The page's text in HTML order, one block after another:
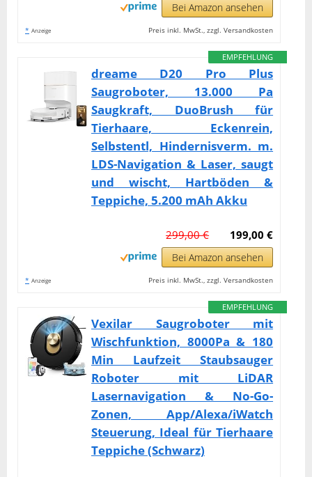
Bei Amazon ansehen
* Anzeige Preis inkl. MwSt., zzgl. Versandkosten
EMPFEHLUNG
dreame D20 Pro Plus
Saugroboter, 13.000 Pa
Saugkraft, DuoBrush für
Tierhaare, Eckenrein,
Selbstentl, Hindernisverm. m.
LDS-Navigation & Laser, saugt
und wischt, Hartböden &
Teppiche, 5.200 mAh Akku
199,00 €
299,00 €
Bei Amazon ansehen
* Anzeige Preis inkl. MwSt., zzgl. Versandkosten
EMPFEHLUNG
Vexilar Saugroboter mit
Wischfunktion, 8000Pa & 180
Min Laufzeit Staubsauger
Roboter mit LiDAR
Lasernavigation & No-Go-
Zonen, App/Alexa/iWatch
Steuerung, Ideal für Tierhaare
Teppiche (Schwarz)